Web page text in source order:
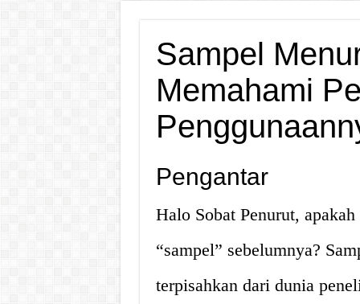
Sampel
Memahami
Pengantar
Halo Sobat Penurut,
“sampel” sebelumnya?
terpisahkan dari dunia